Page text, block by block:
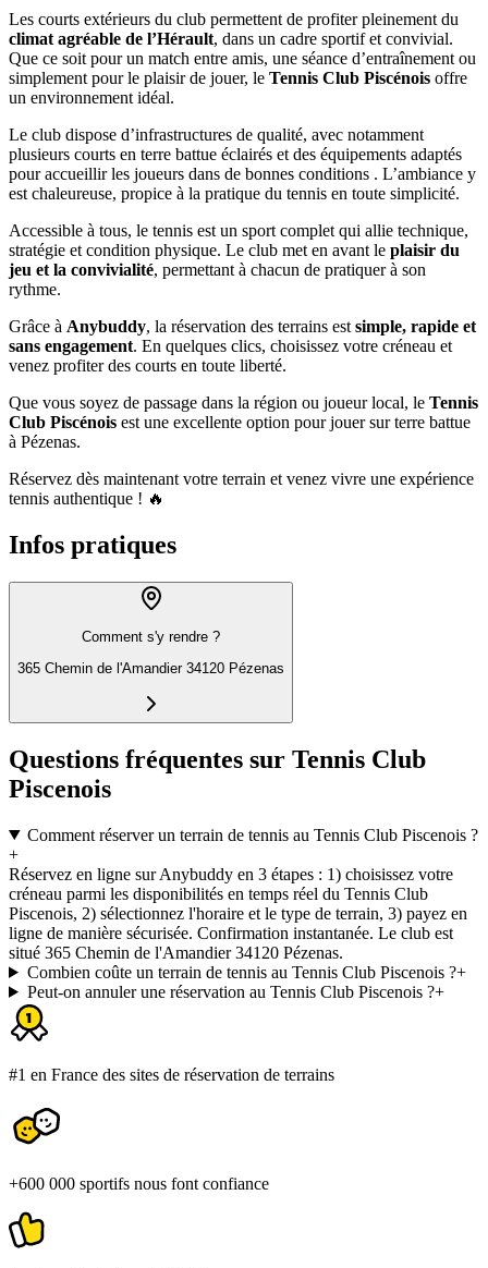
Les courts extérieurs du club permettent de profiter pleinement du
climat agréable de l’Hérault, dans un cadre sportif et convivial.
Que ce soit pour un match entre amis, une séance d’entraînement ou
simplement pour le plaisir de jouer, le Tennis Club Piscénois offre
un environnement idéal.
Le club dispose d’infrastructures de qualité, avec notamment
plusieurs courts en terre battue éclairés et des équipements adaptés
pour accueillir les joueurs dans de bonnes conditions . L’ambiance y
est chaleureuse, propice à la pratique du tennis en toute simplicité.
Accessible à tous, le tennis est un sport complet qui allie technique,
stratégie et condition physique. Le club met en avant le plaisir du
jeu et la convivialité, permettant à chacun de pratiquer à son
rythme.
Grâce à Anybuddy, la réservation des terrains est simple, rapide et
sans engagement. En quelques clics, choisissez votre créneau et
venez profiter des courts en toute liberté.
Que vous soyez de passage dans la région ou joueur local, le Tennis
Club Piscénois est une excellente option pour jouer sur terre battue
à Pézenas.
Réservez dès maintenant votre terrain et venez vivre une expérience
tennis authentique ! 🔥
Infos pratiques
Comment s'y rendre ?
365 Chemin de l'Amandier 34120 Pézenas
Questions fréquentes sur Tennis Club
Piscenois
Comment réserver un terrain de tennis au Tennis Club Piscenois ?
+
Réservez en ligne sur Anybuddy en 3 étapes : 1) choisissez votre
créneau parmi les disponibilités en temps réel du Tennis Club
Piscenois, 2) sélectionnez l'horaire et le type de terrain, 3) payez en
ligne de manière sécurisée. Confirmation instantanée. Le club est
situé 365 Chemin de l'Amandier 34120 Pézenas.
Combien coûte un terrain de tennis au Tennis Club Piscenois ?+
Peut-on annuler une réservation au Tennis Club Piscenois ?+
#1 en France des sites de réservation de terrains
+600 000 sportifs nous font confiance